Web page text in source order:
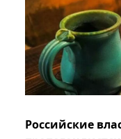
Российские